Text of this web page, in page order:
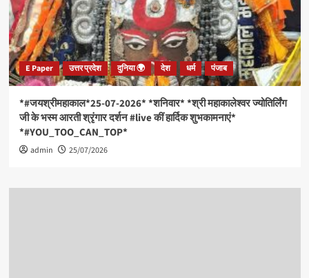
पर
हमले
में
मारे
गए
165
बच्चे,
नई
बढ़ा
विवाद।
युद्ध
E Paper उत्तर प्रदेश दुनिया 🌍 देश धर्म पंजाब
*#जयश्रीमहाकाल*25-07-2026* *शनिवार* *श्री महाकालेश्वर ज्योतिर्लिंग
जी के भस्म आरती श्रृंगार दर्शन #live कीं हार्दिक शुभकामनाएं*
*#YOU_TOO_CAN_TOP*
admin 25/07/2026